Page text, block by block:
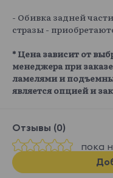
- Обивка задней
стразы -
* Цена зависит от
менеджера при
ламелями и
является опцией и
Отзывы (0)
пока